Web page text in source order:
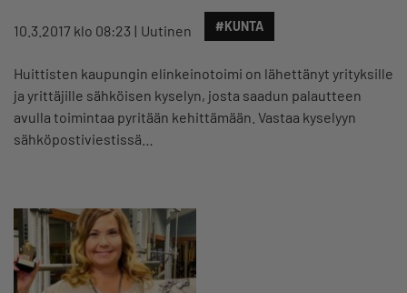
10.3.2017 klo 08:23 Uutinen #KUNTA
Huittisten kaupungin elinkeinotoimi on lähettänyt yrityksille
ja yrittäjille sähköisen kyselyn, josta saadun palautteen
avulla toimintaa pyritään kehittämään. Vastaa kyselyyn
sähköpostiviestissä…